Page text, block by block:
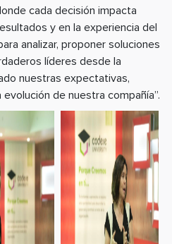
cada decisión impacta
y en la experiencia del
analizar, proponer soluciones
líderes desde la
nuestras expectativas,
de nuestra compañía”.